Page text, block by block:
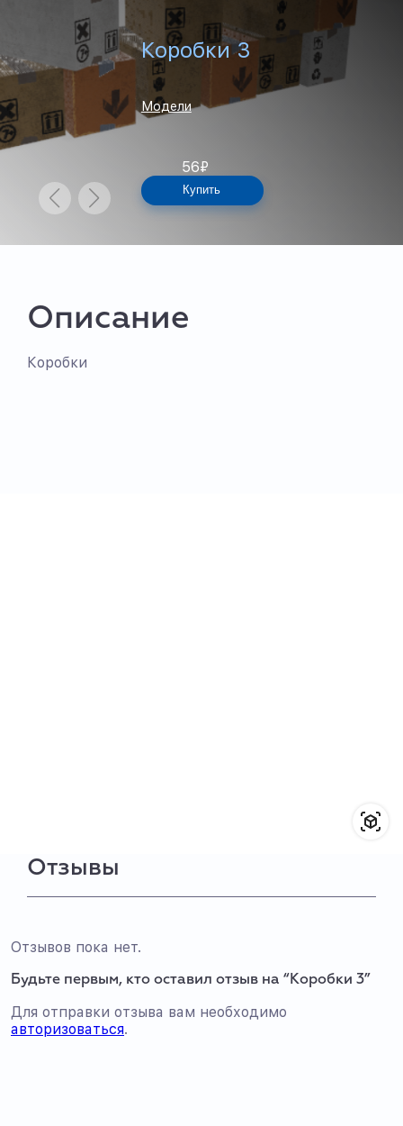
Коробки 3
Модели
56₽
Купить
Описание
Коробки
Отзывы
Отзывов пока нет.
Будьте первым, кто оставил отзыв на “Коробки 3”
Для отправки отзыва вам необходимо
авторизоваться.